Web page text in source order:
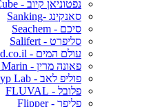
נפטוניאן קיוב - Neptunian Cube
סאנקינג -Sanking
סיכם - Seachem
סליפרט - Salifert
עולם המים - AquaWorld.co.il
פאונה מרין - Fauna Marin
פוליפ לאב - Polyp Lab
פלובל - FLUVAL
פליפר - Flipper